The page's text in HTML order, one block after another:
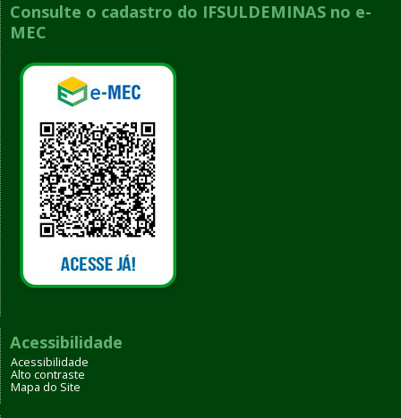
Consulte o cadastro do IFSULDEMINAS no e-
MEC
Acessibilidade
Acessibilidade
Alto contraste
Mapa do Site